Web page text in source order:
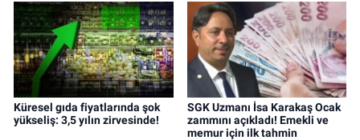
Küresel gıda fiyatlarında şok
yükseliş: 3,5 yılın zirvesinde!
SGK Uzmanı İsa Karakaş Ocak
zammını açıkladı! Emekli ve
memur için ilk tahmin